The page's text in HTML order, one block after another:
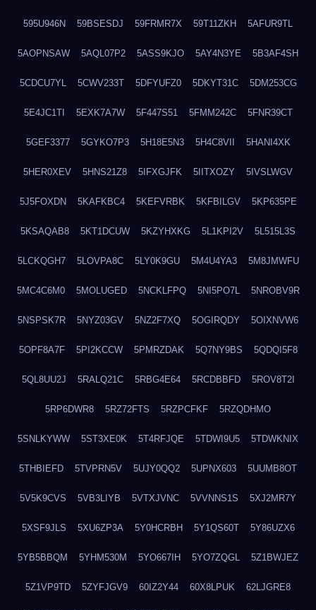
595U946N 59BSESDJ 59FRMR7X 59T11ZKH 5AFUR9TL
5AOPNSAW 5AQL07P2 5ASS9KJO 5AY4N3YE 5B3AF4SH
5CDCU7YL 5CWV233T 5DFYUFZ0 5DKYT31C 5DM253CG
5E4JC1TI 5EXK7A7W 5F447S51 5FMM242C 5FNR39CT
5GEF3377 5GYKO7P3 5H18E5N3 5H4C8VII 5HANI4XK
5HER0XEV 5HNS21Z8 5IFXGJFK 5IITXOZY 5IVSLWGV
5J5FOXDN 5KAFKBC4 5KEFVRBK 5KFBILGV 5KP635PE
5KSAQAB8 5KT1DCUW 5KZYHXKG 5L1KPI2V 5L515L3S
5LCKQGH7 5LOVPA8C 5LY0K9GU 5M4U4YA3 5M8JMWFU
5MC4C6M0 5MOLUGED 5NCKLFPQ 5NI5PO7L 5NROBV9R
5NSPSK7R 5NYZ03GV 5NZ2F7XQ 5OGIRQDY 5OIXNVW6
5OPF8A7F 5PI2KCCW 5PMRZDAK 5Q7NY9BS 5QDQI5F8
5QL8UU2J 5RALQ21C 5RBG4E64 5RCDBBFD 5ROV8T2I
5RP6DWR8 5RZ72FTS 5RZPCFKF 5RZQDHMO
5SNLKYWW 5ST3XE0K 5T4RFJQE 5TDWI9U5 5TDWKNIX
5THBIEFD 5TVPRN5V 5UJY0QQ2 5UPNX603 5UUMB8OT
5V5K9CVS 5VB3LIYB 5VTXJVNC 5VVNNS1S 5XJ2MR7Y
5XSF9JLS 5XU6ZP3A 5Y0HCRBH 5Y1QS60T 5Y86UZX6
5YB5BBQM 5YHM530M 5YO667IH 5YO7ZQGL 5Z1BWJEZ
5Z1VP9TD 5ZYFJGV9 60IZ2Y44 60X8LPUK 62LJGRE8